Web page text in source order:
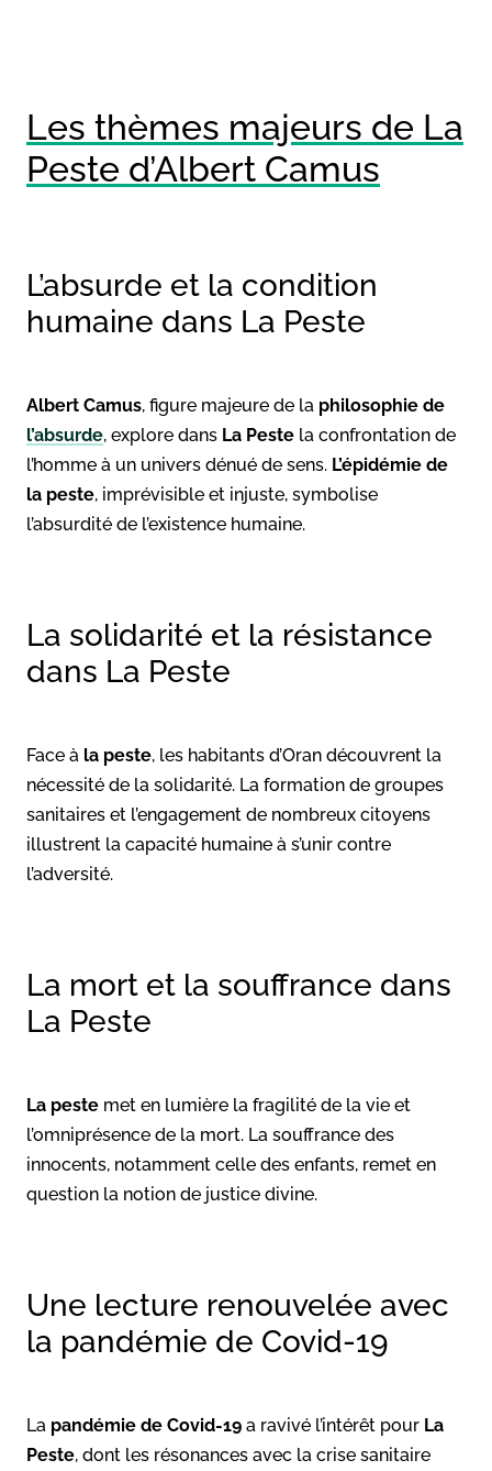
Les thèmes majeurs de La
Peste d’Albert Camus
L’absurde et la condition
humaine dans La Peste
Albert Camus, figure majeure de la philosophie de
l’absurde, explore dans La Peste la confrontation de
l’homme à un univers dénué de sens. L’épidémie de
la peste, imprévisible et injuste, symbolise
l’absurdité de l’existence humaine.
La solidarité et la résistance
dans La Peste
Face à la peste, les habitants d’Oran découvrent la
nécessité de la solidarité. La formation de groupes
sanitaires et l’engagement de nombreux citoyens
illustrent la capacité humaine à s’unir contre
l’adversité.
La mort et la souffrance dans
La Peste
La peste met en lumière la fragilité de la vie et
l’omniprésence de la mort. La souffrance des
innocents, notamment celle des enfants, remet en
question la notion de justice divine.
Une lecture renouvelée avec
la pandémie de Covid-19
La pandémie de Covid-19 a ravivé l’intérêt pour La
Peste, dont les résonances avec la crise sanitaire